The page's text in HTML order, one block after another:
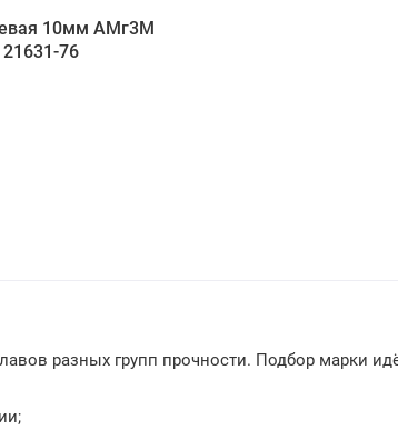
10мм АМг3М
76
разных групп прочности. Подбор марки